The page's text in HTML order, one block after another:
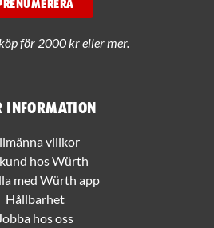
information
villkor
hos Würth
med Würth app
Hållbarhet
Jobba hos oss
för 2000 kr eller mer.